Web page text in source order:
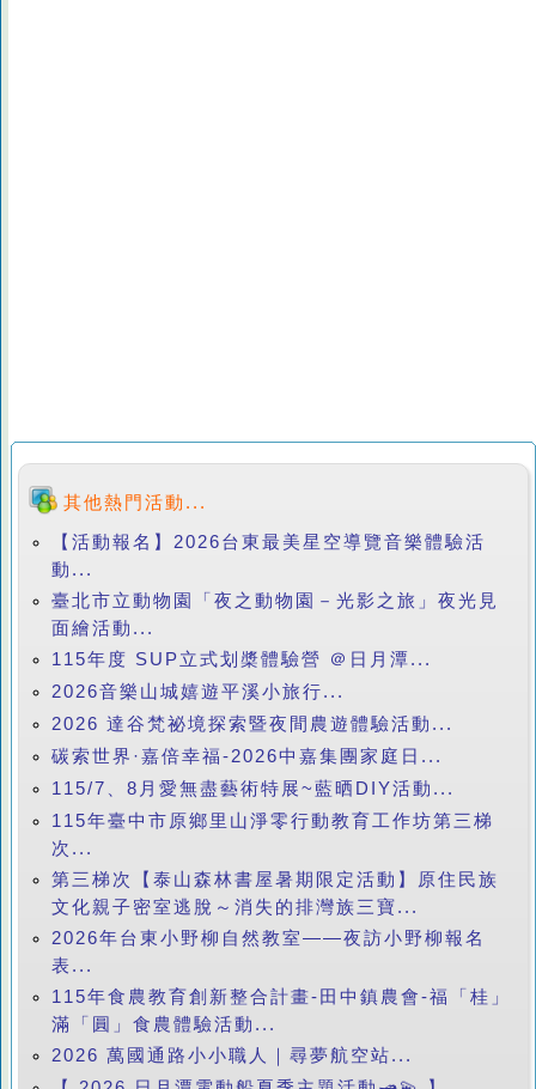
其他熱門活動...
【活動報名】2026台東最美星空導覽音樂體驗活
動...
臺北市立動物園「夜之動物園－光影之旅」夜光見
面繪活動...
115年度 SUP立式划槳體驗營 ＠日月潭...
2026音樂山城嬉遊平溪小旅行...
2026 達谷梵祕境探索暨夜間農遊體驗活動...
碳索世界·嘉倍幸福-2026中嘉集團家庭日...
115/7、8月愛無盡藝術特展~藍晒DIY活動...
115年臺中市原鄉里山淨零行動教育工作坊第三梯
次...
第三梯次【泰山森林書屋暑期限定活動】原住民族
文化親子密室逃脫～消失的排灣族三寶...
2026年台東小野柳自然教室——夜訪小野柳報名
表...
115年食農教育創新整合計畫-田中鎮農會-福「桂」
滿「圓」食農體驗活動...
2026 萬國通路小小職人｜尋夢航空站...